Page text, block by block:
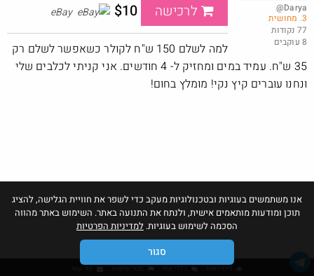
קש קש- 20 ש״ח מתנה רשת מקס סטוק
@MatanRu
18· 12· 788
אנו משתמשים בעוגיות ובטכנולוגיות מעקב כדי לשפר את חוויית הגלישה, להציג
תוכן ומודעות מותאמים אישית, ולנתח את התנועה באתר. השימוש באתר מהווה
הסכמה לשימוש בעוגיות. למדיניות הפרטיות
סגור
@Darya
3. מחושית
77 נקודות
8 עוקבים
לרכישה $10
eBay
למה לשלם 150 ש"ח לקולר כשאפשר לשלם רק
35 ש"ח. עמיד במים ומחזיק ל- 4 חודשים. אני קניתי לכלבים שלי
ונחנו עוברים קיץ נקי! מומלץ בחום!